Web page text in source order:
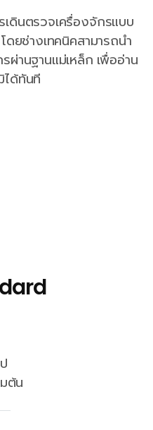
เดินตรวจเครื่องจักรแบบ
ยช่างเทคนิคสามารถนำ
ผ่านฐานแม่เหล็ก เพื่ออ่าน
ได้ทันที
ต้น